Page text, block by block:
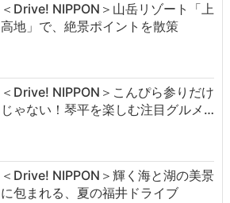
＜Drive! NIPPON＞山岳リゾート「上
高地」で、絶景ポイントを散策
＜Drive! NIPPON＞こんぴら参りだけ
じゃない！琴平を楽しむ注目グルメ…
＜Drive! NIPPON＞輝く海と湖の美景
に包まれる、夏の福井ドライブ